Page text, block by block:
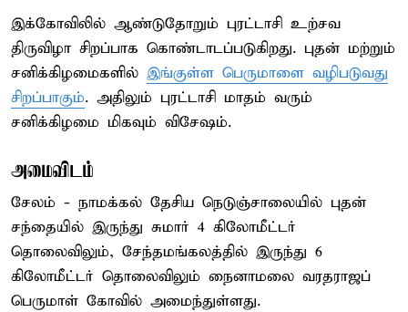
இக்கோவிலில் ஆண்டுதோறும் புரட்டாசி உற்சவ
திருவிழா சிறப்பாக கொண்டாடப்படுகிறது. புதன் மற்றும்
சனிக்கிழமைகளில் இங்குள்ள பெருமாளை வழிபடுவது
சிறப்பாகும். அதிலும் புரட்டாசி மாதம் வரும்
சனிக்கிழமை மிகவும் விசேஷம்.
அமைவிடம்
சேலம் - நாமக்கல் தேசிய நெடுஞ்சாலையில் புதன்
சந்தையில் இருந்து சுமார் 4 கிலோமீட்டர்
தொலைவிலும், சேந்தமங்கலத்தில் இருந்து 6
கிலோமீட்டர் தொலைவிலும் நைனாமலை வரதராஜப்
பெருமாள் கோவில் அமைந்துள்ளது.